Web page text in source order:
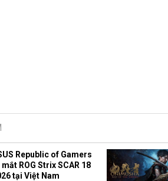
Republic of Gamers
mắt ROG Strix SCAR 18
tại Việt Nam